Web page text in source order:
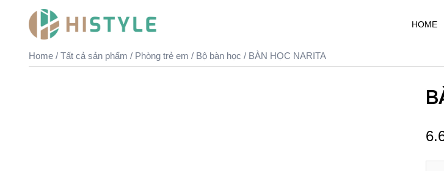
HOME
Home / Tất cả sản phẩm / Phòng trẻ em / Bộ bàn học / BÀN HỌC NARITA